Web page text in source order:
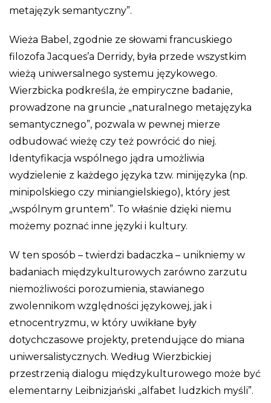
metajęzyk semantyczny”.
Wieża Babel, zgodnie ze słowami francuskiego
filozofa Jacques’a Derridy, była przede wszystkim
wieżą uniwersalnego systemu językowego.
Wierzbicka podkreśla, że empiryczne badanie,
prowadzone na gruncie „naturalnego metajęzyka
semantycznego”, pozwala w pewnej mierze
odbudować wieżę czy też powrócić do niej.
Identyfikacja wspólnego jądra umożliwia
wydzielenie z każdego języka tzw. minijęzyka (np.
minipolskiego czy miniangielskiego), który jest
„wspólnym gruntem”. To właśnie dzięki niemu
możemy poznać inne języki i kultury.
W ten sposób – twierdzi badaczka – unikniemy w
badaniach międzykulturowych zarówno zarzutu
niemożliwości porozumienia, stawianego
zwolennikom względności językowej, jak i
etnocentryzmu, w który uwikłane były
dotychczasowe projekty, pretendujące do miana
uniwersalistycznych. Według Wierzbickiej
przestrzenią dialogu międzykulturowego może być
elementarny Leibnizjański „alfabet ludzkich myśli”.